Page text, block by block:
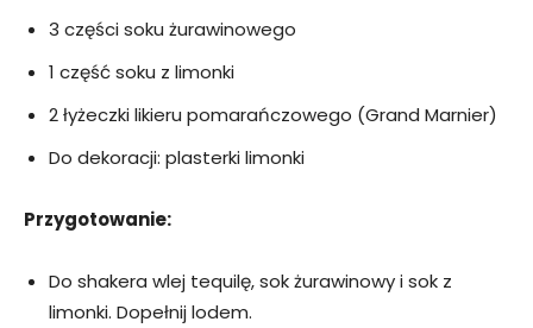
3 części soku żurawinowego
1 część soku z limonki
2 łyżeczki likieru pomarańczowego (Grand Marnier)
Do dekoracji: plasterki limonki
Przygotowanie:
Do shakera wlej tequilę, sok żurawinowy i sok z
limonki. Dopełnij lodem.